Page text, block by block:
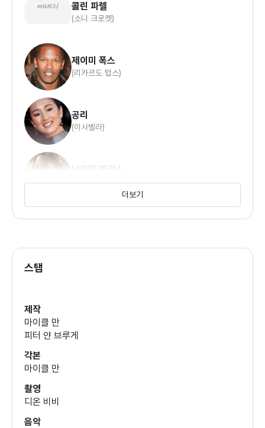
콜린 파렐
(소니 크로켓)
제이미 폭스
(리카르도 텁스)
공리
(이사벨라)
나오미 해리스
(트루디 조플린)
저스틴 서룩스
더보기
스탭
제작
마이클 만
피터 얀 브루게
각본
마이클 만
촬영
디온 비비
음악